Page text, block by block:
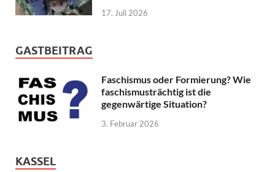
17. Juli 2026
GASTBEITRAG
Faschismus oder Formierung? Wie
faschismusträchtig ist die
gegenwärtige Situation?
3. Februar 2026
KASSEL